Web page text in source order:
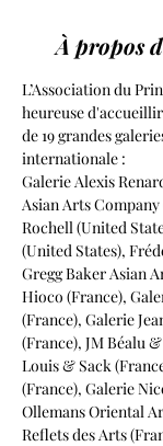
À propos
L’Association du
heureuse
de 19 grandes
internationale :
Galerie Alexis
Asian Arts
Rochell (United
(United States),
Gregg Baker Asian
Hioco (France),
(France), Galerie
(France), JM Béalu
Louis & Sack
(France), Galerie
Ollemans Oriental
Reflets des Arts